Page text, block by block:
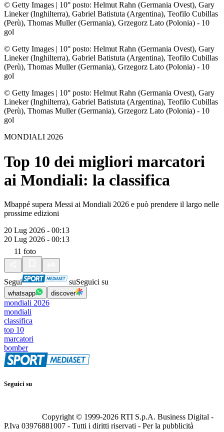
© Getty Images | 10° posto: Helmut Rahn (Germania Ovest), Gary
Lineker (Inghilterra), Gabriel Batistuta (Argentina), Teofilo Cubillas
(Perù), Thomas Muller (Germania), Grzegorz Lato (Polonia) - 10
gol
© Getty Images | 10° posto: Helmut Rahn (Germania Ovest), Gary
Lineker (Inghilterra), Gabriel Batistuta (Argentina), Teofilo Cubillas
(Perù), Thomas Muller (Germania), Grzegorz Lato (Polonia) - 10
gol
© Getty Images | 10° posto: Helmut Rahn (Germania Ovest), Gary
Lineker (Inghilterra), Gabriel Batistuta (Argentina), Teofilo Cubillas
(Perù), Thomas Muller (Germania), Grzegorz Lato (Polonia) - 10
gol
MONDIALI 2026
Top 10 dei migliori marcatori
ai Mondiali: la classifica
Mbappé supera Messi ai Mondiali 2026 e può prendere il largo nelle
prossime edizioni
20 Lug 2026 - 00:13
20 Lug 2026 - 00:13
11 foto
Segui suSeguici su
whatsapp discover
mondiali 2026
mondiali
classifica
top 10
marcatori
bomber
Seguici su
Copyright © 1999-2026 RTI S.p.A. Business Digital -
P.Iva 03976881007 - Tutti i diritti riservati - Per la pubblicità